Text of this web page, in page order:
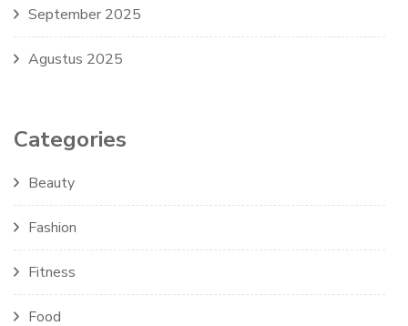
September 2025
Agustus 2025
Categories
Beauty
Fashion
Fitness
Food